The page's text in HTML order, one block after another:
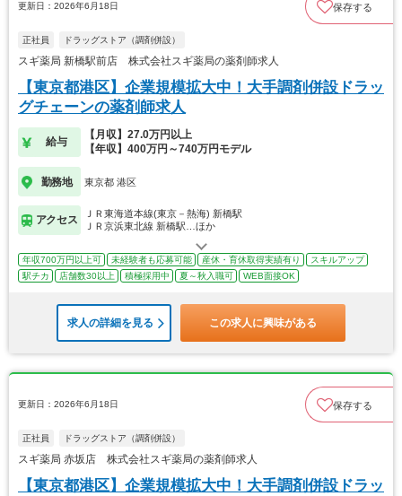
更新日：2026年6月18日 保存する
正社員 ドラッグストア（調剤併設）
スギ薬局 新橋駅前店 株式会社スギ薬局の薬剤師求人
【東京都港区】企業規模拡大中！大手調剤併設ドラッ
グチェーンの薬剤師求人
給与
【月収】27.0万円以上
【年収】400万円～740万円モデル
勤務地 東京都 港区
アクセス
ＪＲ東海道本線(東京－熱海) 新橋駅
ＪＲ京浜東北線 新橋駅…ほか
年収700万円以上可 未経験者も応募可能 産休・育休取得実績有り
スキルアップ
駅チカ
店舗数30以上 積極採用中 夏～秋入職可 WEB面接OK
求人の詳細を見る この求人に興味がある
更新日：2026年6月18日 保存する
正社員 ドラッグストア（調剤併設）
スギ薬局 赤坂店 株式会社スギ薬局の薬剤師求人
【東京都港区】企業規模拡大中！大手調剤併設ドラッ